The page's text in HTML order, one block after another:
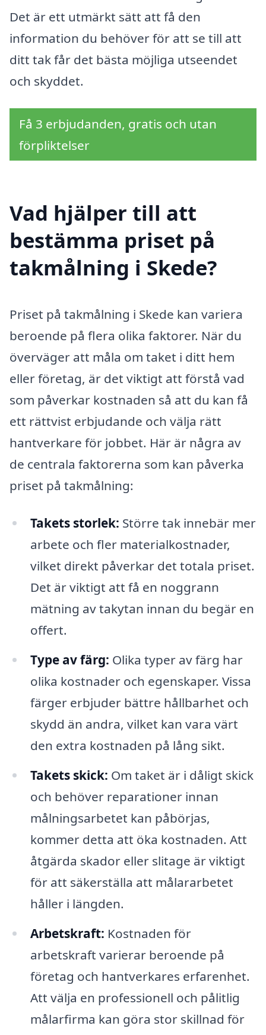
Det är ett utmärkt sätt att få den
information du behöver för att se till att
ditt tak får det bästa möjliga utseendet
och skyddet.
Få 3 erbjudanden, gratis och utan
förpliktelser
Vad hjälper till att
bestämma priset på
takmålning i Skede?
Priset på takmålning i Skede kan variera
beroende på flera olika faktorer. När du
överväger att måla om taket i ditt hem
eller företag, är det viktigt att förstå vad
som påverkar kostnaden så att du kan få
ett rättvist erbjudande och välja rätt
hantverkare för jobbet. Här är några av
de centrala faktorerna som kan påverka
priset på takmålning:
Takets storlek: Större tak innebär mer
arbete och fler materialkostnader,
vilket direkt påverkar det totala priset.
Det är viktigt att få en noggrann
mätning av takytan innan du begär en
offert.
Type av färg: Olika typer av färg har
olika kostnader och egenskaper. Vissa
färger erbjuder bättre hållbarhet och
skydd än andra, vilket kan vara värt
den extra kostnaden på lång sikt.
Takets skick: Om taket är i dåligt skick
och behöver reparationer innan
målningsarbetet kan påbörjas,
kommer detta att öka kostnaden. Att
åtgärda skador eller slitage är viktigt
för att säkerställa att målararbetet
håller i längden.
Arbetskraft: Kostnaden för
arbetskraft varierar beroende på
företag och hantverkares erfarenhet.
Att välja en professionell och pålitlig
målarfirma kan göra stor skillnad för